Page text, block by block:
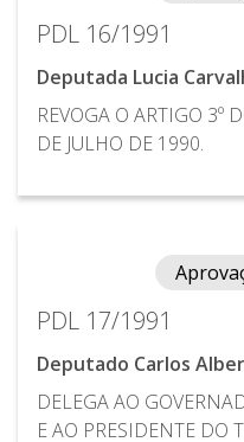
PDL 16/1991
Deputada Lucia
REVOGA O ARTIGO 3º
DE JULHO DE 1990.
PDL 17/1991
Deputado Carlos
DELEGA AO
E AO PRESIDENTE DO